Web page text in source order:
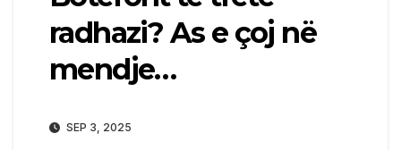
radhazi? As e çoj në
mendje…
SEP 3, 2025